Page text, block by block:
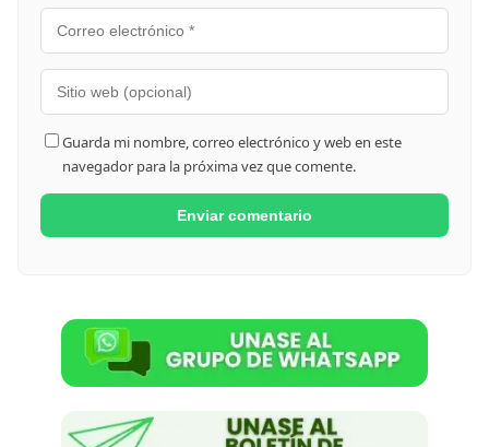
Guarda mi nombre, correo electrónico y web en este
navegador para la próxima vez que comente.